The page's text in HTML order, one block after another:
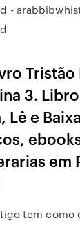
-
Tristão
3.
Lê e
em
tem